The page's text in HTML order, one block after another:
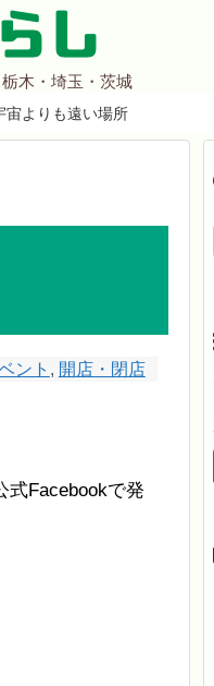
し
木・埼玉・茨城
宙よりも遠い場所
ント , 開店・閉店
式Facebookで発